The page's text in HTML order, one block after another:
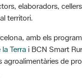
elaboradors,
territori.
amb els
Terra i BCN Smart
agroalimentàries de